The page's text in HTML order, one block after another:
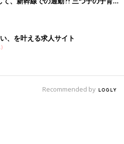
りました！！そしてスタートしてか
ちました。 本当にどうもありがとう
も体重差があると発達のペースが
が見られることもありますが、布
！ あんよ上手ね」とほめたら、も
ね～」と同じようにほめてあげる
れ自分のペースで発達しており、
こうしたかかわり方を続けること
を認め合う関係がはぐくまれます。
児体験談】
、を叶える求人サイト
Recommended by